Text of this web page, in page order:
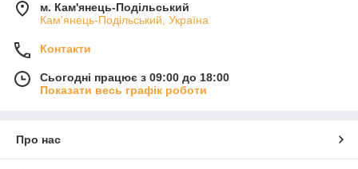
м. Кам'янець-Подільський
Кам'янець-Подільський, Україна
Контакти
Сьогодні працює з 09:00 до 18:00
Показати весь графік роботи
Про нас